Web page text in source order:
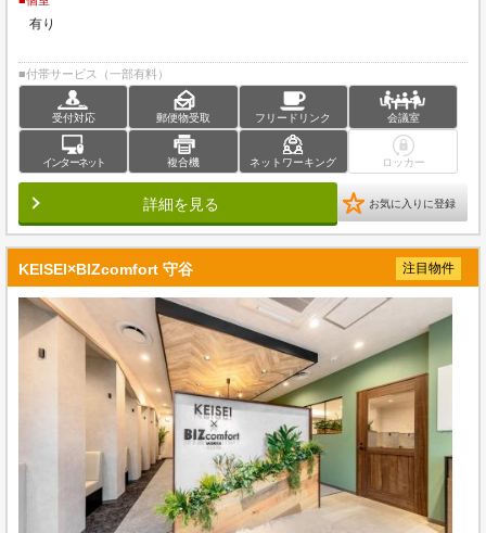
有り
■付帯サービス（一部有料）
受付対応 郵便物受取 フリードリンク 会議室
インターネット 複合機 ネットワーキング ロッカー
詳細を見る お気に入りに登録
KEISEI×BIZcomfort 守谷 注目物件